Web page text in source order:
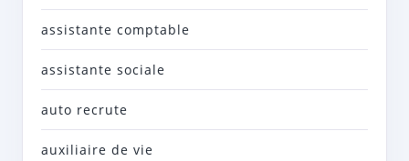
assistante comptable
assistante sociale
auto recrute
auxiliaire de vie